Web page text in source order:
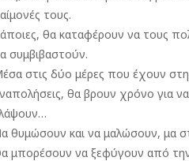
τους.
θα καταφέρουν να τους
συμβιβαστούν.
στις δύο μέρες που έχουν
θα βρουν χρόνο για
θυμώσουν και να μαλώσουν, μα
μπορέσουν να ξεφύγουν από